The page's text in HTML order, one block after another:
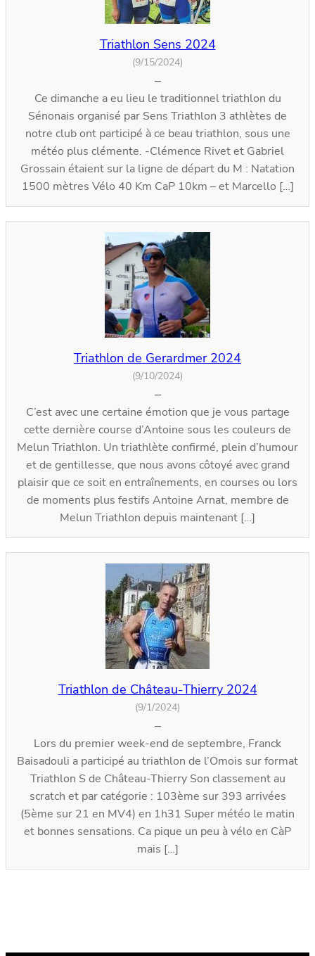
Triathlon Sens 2024
(9/15/2024)
–
Ce dimanche a eu lieu le traditionnel triathlon du
Sénonais organisé par Sens Triathlon 3 athlètes de
notre club ont participé à ce beau triathlon, sous une
météo plus clémente. -Clémence Rivet et Gabriel
Grossain étaient sur la ligne de départ du M : Natation
1500 mètres Vélo 40 Km CaP 10km – et Marcello […]
Triathlon de Gerardmer 2024
(9/10/2024)
–
C’est avec une certaine émotion que je vous partage
cette dernière course d’Antoine sous les couleurs de
Melun Triathlon. Un triathlète confirmé, plein d’humour
et de gentillesse, que nous avons côtoyé avec grand
plaisir que ce soit en entraînements, en courses ou lors
de moments plus festifs Antoine Arnat, membre de
Melun Triathlon depuis maintenant […]
Triathlon de Château-Thierry 2024
(9/1/2024)
–
Lors du premier week-end de septembre, Franck
Baisadouli a participé au triathlon de l’Omois sur format
Triathlon S de Château-Thierry Son classement au
scratch et par catégorie : 103ème sur 393 arrivées
(5ème sur 21 en MV4) en 1h31 Super météo le matin
et bonnes sensations. Ca pique un peu à vélo en CàP
mais […]